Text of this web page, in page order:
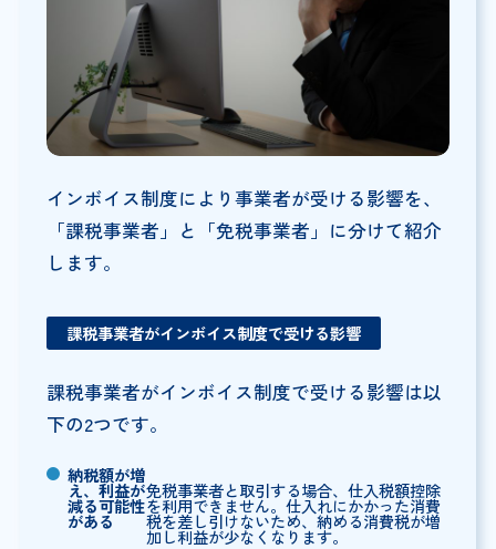
インボイス制度により事業者が受ける影響を、
「課税事業者」と「免税事業者」に分けて紹介
します。
課税事業者がインボイス制度で受ける影響
課税事業者がインボイス制度で受ける影響は以
下の2つです。
納税額が増
え、利益が
減る可能性
がある
免税事業者と取引する場合、仕入税額控除
を利用できません。仕入れにかかった消費
税を差し引けないため、納める消費税が増
加し利益が少なくなります。